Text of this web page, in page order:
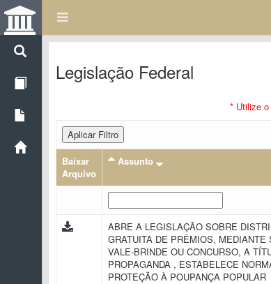
Legislação Federal
* Utilize
Aplicar Filtro
Baixar
Arquivo
Assunto
ABRE A LEGISLAÇÃO SOBRE
GRATUITA DE PRÊMIOS, MEDIANTE
VALE-BRINDE OU CONCURSO, A
PROPAGANDA , ESTABELECE
PROTEÇÃO À POUPANÇA POPULAR